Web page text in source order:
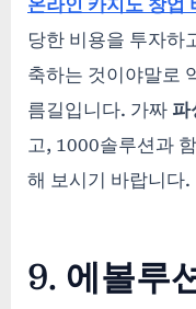
온라인 카지노 창업
당한 비용을 투자하
축하는 것이야말로
름길입니다. 가짜
고, 1000솔루션과
해 보시기 바랍니다.
9. 에볼루